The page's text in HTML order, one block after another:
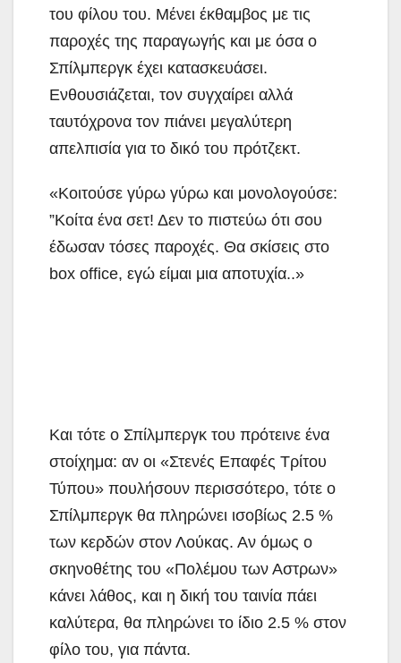
του φίλου του. Μένει έκθαμβος με τις
παροχές της παραγωγής και με όσα ο
Σπίλμπεργκ έχει κατασκευάσει.
Ενθουσιάζεται, τον συγχαίρει αλλά
ταυτόχρονα τον πιάνει μεγαλύτερη
απελπισία για το δικό του πρότζεκτ.
«Κοιτούσε γύρω γύρω και μονολογούσε:
”Κοίτα ένα σετ! Δεν το πιστεύω ότι σου
έδωσαν τόσες παροχές. Θα σκίσεις στο
box office, εγώ είμαι μια αποτυχία..»
Και τότε ο Σπίλμπεργκ του πρότεινε ένα
στοίχημα: αν οι «Στενές Επαφές Τρίτου
Τύπου» πουλήσουν περισσότερο, τότε ο
Σπίλμπεργκ θα πληρώνει ισοβίως 2.5 %
των κερδών στον Λούκας. Αν όμως ο
σκηνοθέτης του «Πολέμου των Αστρων»
κάνει λάθος, και η δική του ταινία πάει
καλύτερα, θα πληρώνει το ίδιο 2.5 % στον
φίλο του, για πάντα.